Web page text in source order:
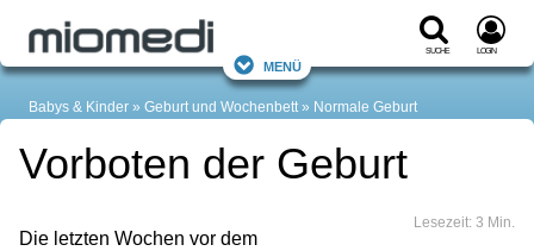
Suche Login
Menü
Babys & Kinder Geburt und Wochenbett Normale Geburt
Vorboten der Geburt
Lesezeit: 3 Min.
Die letzten Wochen vor dem